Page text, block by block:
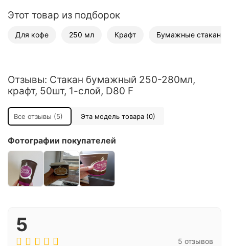
Этот товар из подборок
Для кофе 250 мл Крафт Бумажные стаканы
Отзывы: Стакан бумажный 250-280мл,
крафт, 50шт, 1-слой, D80 F
Все отзывы (5) Эта модель товара (0)
Фотографии покупателей
5
5 отзывов